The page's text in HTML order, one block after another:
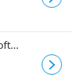
官方